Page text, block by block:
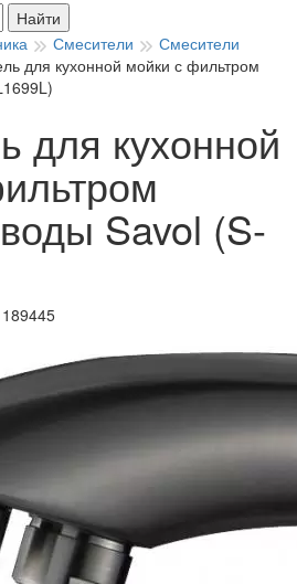
Найти
Смесители
Смесители
для кухонной мойки с фильтром
для кухонной
Savol (S-